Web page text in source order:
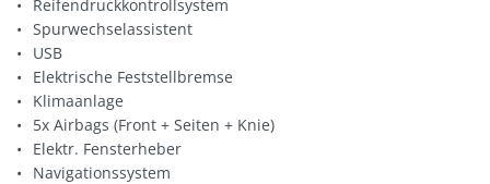
Reifendruckkontrollsystem
Spurwechselassistent
USB
Elektrische Feststellbremse
Klimaanlage
5x Airbags (Front + Seiten + Knie)
Elektr. Fensterheber
Navigationssystem